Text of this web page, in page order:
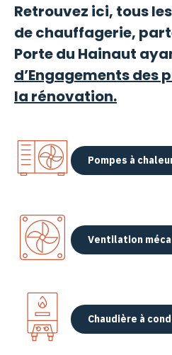
Retrouvez ici, tous
de chauffagerie,
Porte du Hainaut
d’Engagements des
la rénovation.
Pompes à
Ventilation
Chaudière à